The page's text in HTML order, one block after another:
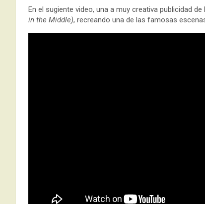
En el sugiente video, una a muy creativa publicidad
in the Middle), recreando una de las famosas